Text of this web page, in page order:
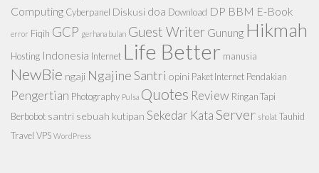
Computing Cyberpanel Diskusi doa Download DP BBM E-Book
error Fiqih GCP gerhana bulan Guest Writer Gunung Hikmah
Hosting Indonesia Internet Life Better manusia
NewBie ngaji Ngajine Santri opini Paket Internet Pendakian
Pengertian Photography Pulsa Quotes Review Ringan Tapi
Berbobot santri sebuah kutipan Sekedar KataServer sholat Tauhid
Travel VPS WordPress